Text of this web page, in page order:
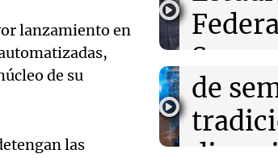
lanzamiento en
de su
las
números
miércoles 5 de
Lula plantea
diplomáticas
sin ideologías
tensiones con
Amamos
Episodios
Congreso
de
Audio.
para
Audio.